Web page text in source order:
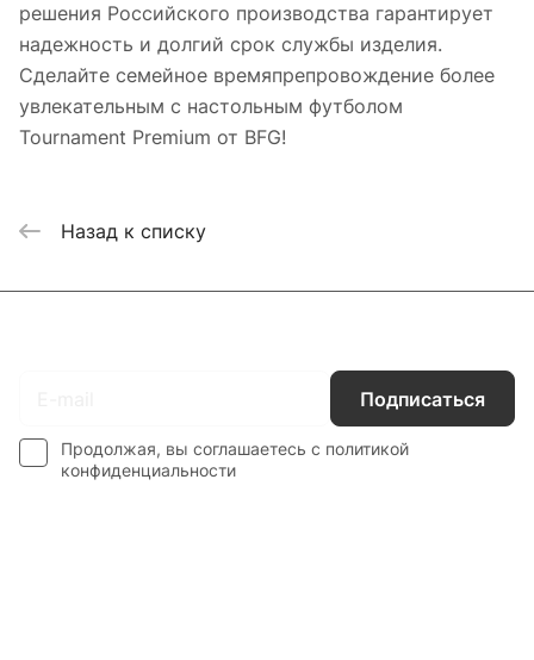
решения Российского производства гарантирует
надежность и долгий срок службы изделия.
Сделайте семейное времяпрепровождение более
увлекательным с настольным футболом
Tournament Premium от BFG!
Назад к списку
Подписаться
Продолжая, вы соглашаетесь с политикой
конфиденциальности